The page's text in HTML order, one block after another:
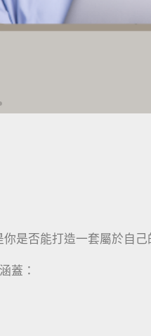
你是否能打造一套屬於自
蓋：